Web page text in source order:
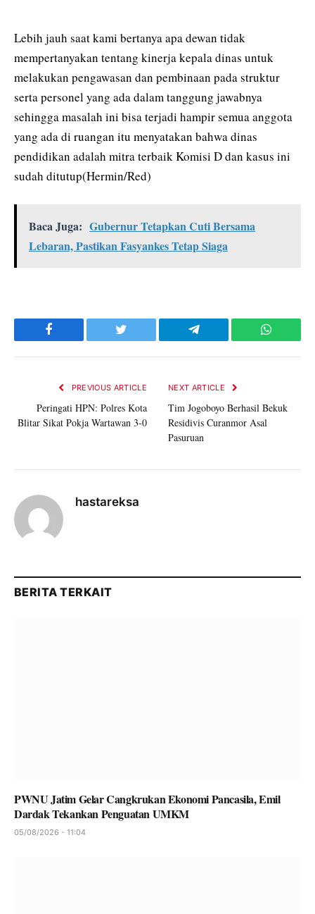
Lebih jauh saat kami bertanya apa dewan tidak
mempertanyakan tentang kinerja kepala dinas untuk
melakukan pengawasan dan pembinaan pada struktur
serta personel yang ada dalam tanggung jawabnya
sehingga masalah ini bisa terjadi hampir semua anggota
yang ada di ruangan itu menyatakan bahwa dinas
pendidikan adalah mitra terbaik Komisi D dan kasus ini
sudah ditutup(Hermin/Red)
Baca Juga: Gubernur Tetapkan Cuti Bersama
Lebaran, Pastikan Fasyankes Tetap Siaga
Facebook Twitter Telegram
PREVIOUS ARTICLE
Peringati HPN: Polres Kota
Blitar Sikat Pokja Wartawan 3-0
NEXT ARTICLE
Tim Jogoboyo Berhasil Bekuk
Residivis Curanmor Asal
Pasuruan
hastareksa
BERITA TERKAIT
PWNU Jatim Gelar Cangkrukan Ekonomi Pancasila, Emil
Dardak Tekankan Penguatan UMKM
05/08/2026 - 11:04